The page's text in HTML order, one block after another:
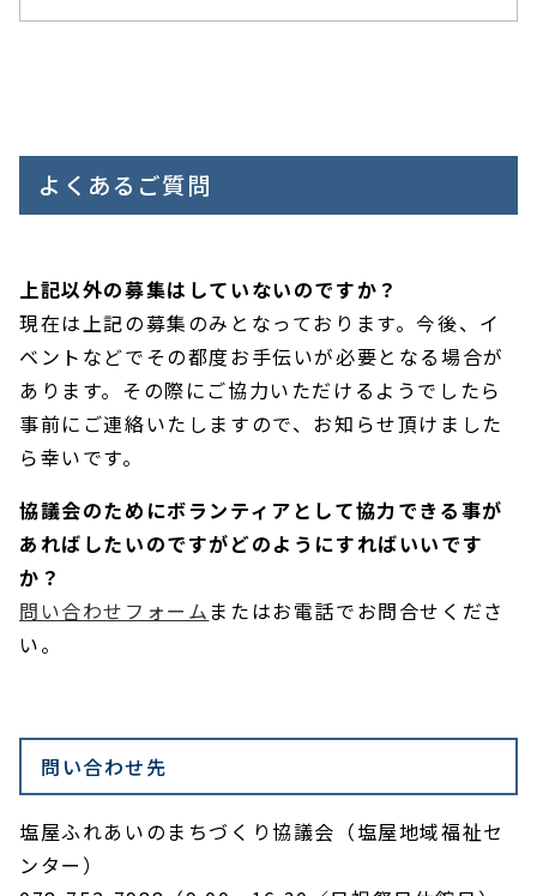
よくあるご質問
上記以外の募集はしていないのですか？
現在は上記の募集のみとなっております。今後、イ
ベントなどでその都度お手伝いが必要となる場合が
あります。その際にご協力いただけるようでしたら
事前にご連絡いたしますので、お知らせ頂けました
ら幸いです。
協議会のためにボランティアとして協力できる事が
あればしたいのですがどのようにすればいいです
か？
問い合わせフォーム またはお電話でお問合せくださ
い。
問い合わせ先
塩屋ふれあいのまちづくり協議会（塩屋地域福祉セ
ンター）